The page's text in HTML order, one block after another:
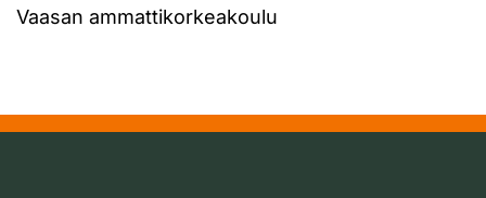
Vaasan ammattikorkeakoulu